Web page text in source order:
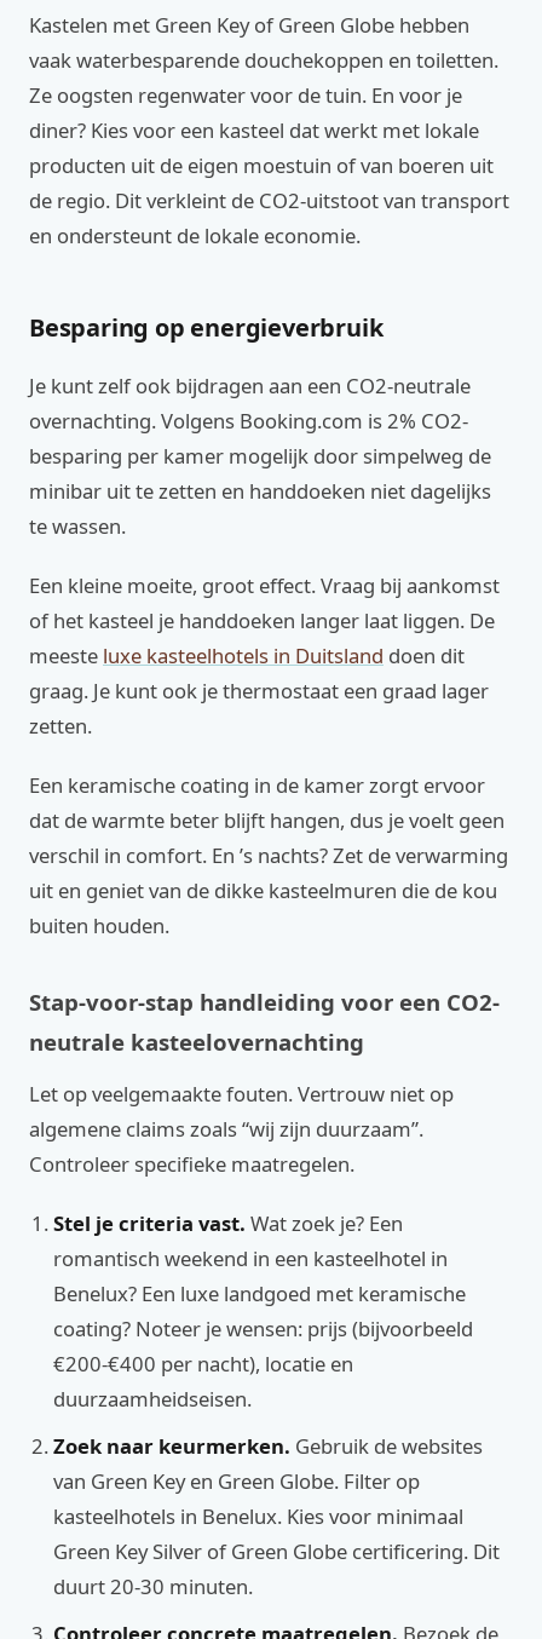
Kastelen met Green Key of Green Globe hebben
vaak waterbesparende douchekoppen en toiletten.
Ze oogsten regenwater voor de tuin. En voor je
diner? Kies voor een kasteel dat werkt met lokale
producten uit de eigen moestuin of van boeren uit
de regio. Dit verkleint de CO2-uitstoot van transport
en ondersteunt de lokale economie.
Besparing op energieverbruik
Je kunt zelf ook bijdragen aan een CO2-neutrale
overnachting. Volgens Booking.com is 2% CO2-
besparing per kamer mogelijk door simpelweg de
minibar uit te zetten en handdoeken niet dagelijks
te wassen.
Een kleine moeite, groot effect. Vraag bij aankomst
of het kasteel je handdoeken langer laat liggen. De
meeste luxe kasteelhotels in Duitsland doen dit
graag. Je kunt ook je thermostaat een graad lager
zetten.
Een keramische coating in de kamer zorgt ervoor
dat de warmte beter blijft hangen, dus je voelt geen
verschil in comfort. En ’s nachts? Zet de verwarming
uit en geniet van de dikke kasteelmuren die de kou
buiten houden.
Stap-voor-stap handleiding voor een CO2-
neutrale kasteelovernachting
Let op veelgemaakte fouten. Vertrouw niet op
algemene claims zoals “wij zijn duurzaam”.
Controleer specifieke maatregelen.
Stel je criteria vast. Wat zoek je? Een
romantisch weekend in een kasteelhotel in
Benelux? Een luxe landgoed met keramische
coating? Noteer je wensen: prijs (bijvoorbeeld
€200-€400 per nacht), locatie en
duurzaamheidseisen.
Zoek naar keurmerken. Gebruik de websites
van Green Key en Green Globe. Filter op
kasteelhotels in Benelux. Kies voor minimaal
Green Key Silver of Green Globe certificering. Dit
duurt 20-30 minuten.